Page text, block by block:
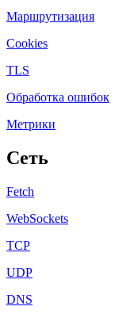
Маршрутизация
Cookies
TLS
Обработка ошибок
Метрики
Сеть
Fetch
WebSockets
TCP
UDP
DNS